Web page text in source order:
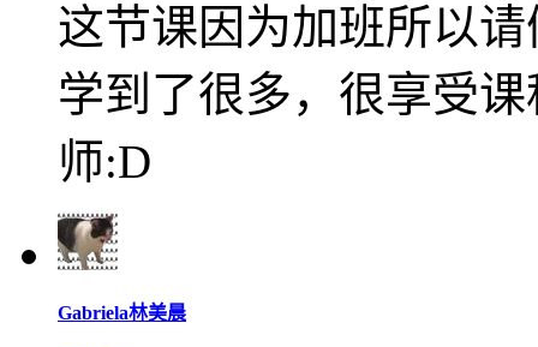
这节课因为加班所以
学到了很多，很享受课
师:D
Gabriela林美晨